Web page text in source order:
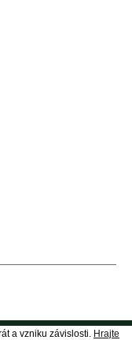
a vzniku závislosti. Hrajte